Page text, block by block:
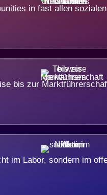
in fast allen
bis zur
im Labor, sondern im